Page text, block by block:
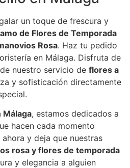
un toque de frescura y
de Flores de Temporada
Rosa. Haz tu pedido
en Málaga. Disfruta de
nuestro servicio de flores a
y sofisticación directamente
, estamos dedicados a
hacen cada momento
y deja que nuestras
rosa y flores de temporada
y elegancia a alguien